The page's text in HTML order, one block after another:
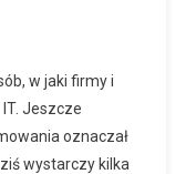
w jaki firmy i
Jeszcze
oznaczał
wystarczy kilka